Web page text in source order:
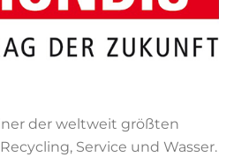
der weltweit größten
Service und Wasser.